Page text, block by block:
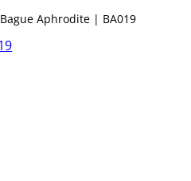
Bague Aphrodite | BA019